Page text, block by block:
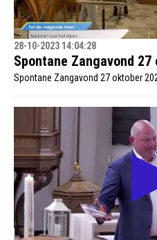
28-10-2023 14:04:28
Spontane Zangavond 27
Spontane Zangavond 27 oktober